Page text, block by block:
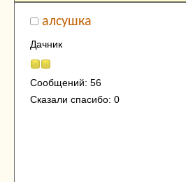
алсушка
Дачник
Сообщений: 56
Сказали спасибо: 0